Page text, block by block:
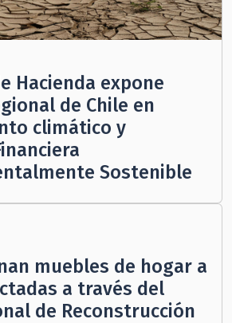
Hacienda expone
de Chile en
climático y
Sostenible
muebles de hogar a
a través del
de Reconstrucción